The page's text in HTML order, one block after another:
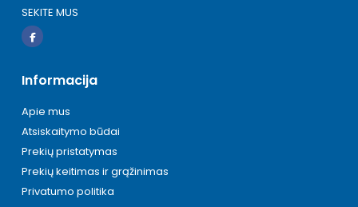
SEKITE MUS
Informacija
Apie mus
Atsiskaitymo būdai
Prekių pristatymas
Prekių keitimas ir grąžinimas
Privatumo politika